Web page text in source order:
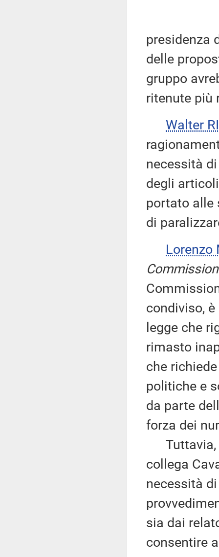
presidenza
delle
gruppo
ritenute più
Walter
necessità
degli
portato alle
di
Lorenzo
condiviso,
legge che
rimasto
che
politiche e
da parte
forza dei
Tuttavia,
collega
necessità
sia dai
consentire